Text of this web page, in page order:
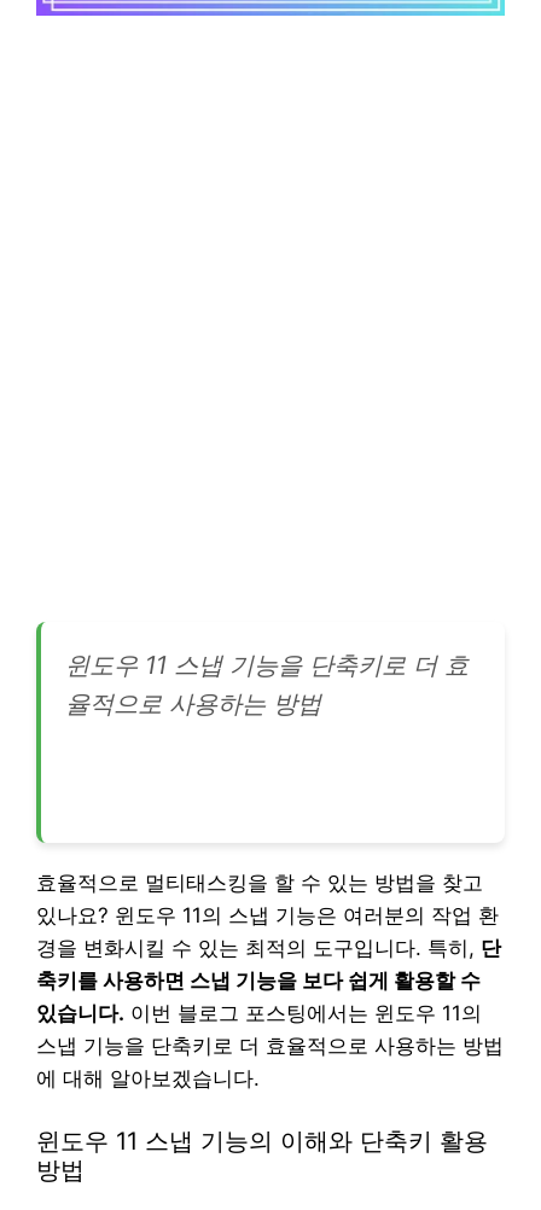
윈도우 11 스냅 기능을 단축키로 더 효
율적으로 사용하는 방법
효율적으로 멀티태스킹을 할 수 있는 방법을 찾고
있나요? 윈도우 11의 스냅 기능은 여러분의 작업 환
경을 변화시킬 수 있는 최적의 도구입니다. 특히, 단
축키를 사용하면 스냅 기능을 보다 쉽게 활용할 수
있습니다. 이번 블로그 포스팅에서는 윈도우 11의
스냅 기능을 단축키로 더 효율적으로 사용하는 방법
에 대해 알아보겠습니다.
윈도우 11 스냅 기능의 이해와 단축키 활용
방법